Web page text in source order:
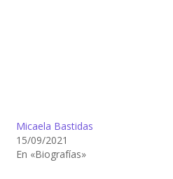
Micaela Bastidas
15/09/2021
En «Biografías»